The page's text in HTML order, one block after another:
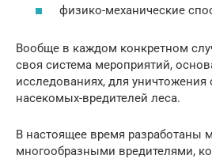
физико-механические
Вообще в каждом конкретном
своя система мероприятий,
исследованиях, для
насекомых-вредителей леса.
В настоящее время разработаны
многообразными вредителями,